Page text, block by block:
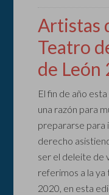
Artistas
Teatro
de León
El fin de año
una razón para
prepararse para
derecho
ser el deleite de
referimos a la
2020, en esta